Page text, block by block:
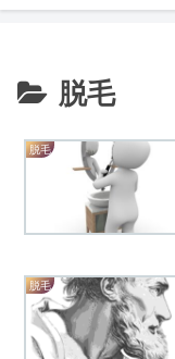
脱毛
脱毛
脱毛